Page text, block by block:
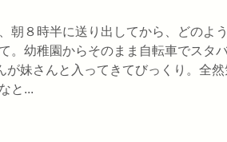
朝８時半に送り出してから、どのよ
。幼稚園からそのまま自転車でスタ
妹さんと入ってきてびっくり。全
と...